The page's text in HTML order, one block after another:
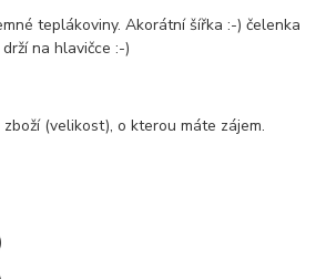
teplákoviny. Akorátní šířka :-) čelenka
na hlavičce :-)
(velikost), o kterou máte zájem.